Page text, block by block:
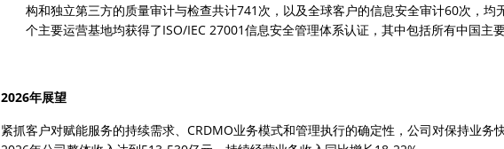
构和独立第三方的质量审计与检查共计741次，以及全球客户的信息安全审计60次，均
个主要运营基地均获得了ISO/IEC 27001信息安全管理体系认证，其中包括所有中国主要
2026年展望
紧抓客户对赋能服务的持续需求、CRDMO业务模式和管理执行的确定性，公司对保持业务